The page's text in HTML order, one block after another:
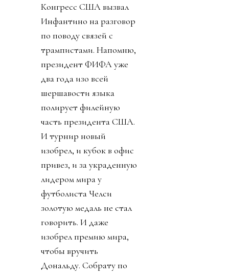
Конгресс США вызвал
Инфантино на разговор
по поводу связей с
трампистами. Напомню,
президент ФИФА уже
два года изо всей
шершавости языка
полирует филейную
часть президента США.
И турнир новый
изобрел, и кубок в офис
привез, и за украденную
лидером мира у
футболиста Челси
золотую медаль не стал
говорить. И даже
изобрел премию мира,
чтобы вручить
Дональду. Собрату по